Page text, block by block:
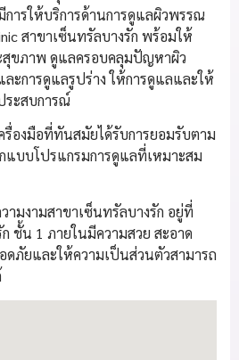
การให้บริการด้านการดูแลผิวพรรณ
สาขาเซ็นทรัลบางรัก พร้อมให้
สุขภาพ ดูแลครอบคลุมปัญหาผิว
ะการดูแลรูปร่าง ให้การดูแลและให้
ะสบการณ์
รื่องมือที่ทันสมัยได้รับการยอมรับตาม
แบบโปรแกรมการดูแลที่เหมาะสม
ามงามสาขาเซ็นทรัลบางรัก อยู่ที่
ชั้น 1 ภายในมีความสวย สะอาด
ดภัยและให้ความเป็นส่วนตัวสามารถ